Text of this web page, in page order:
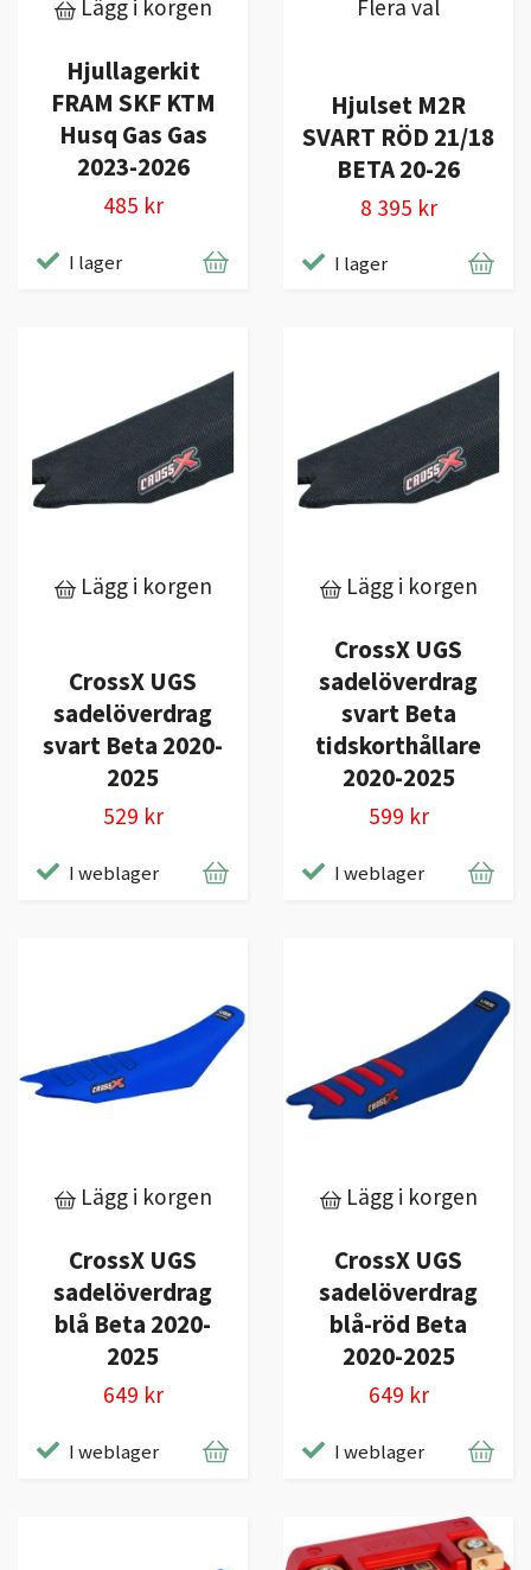
Lägg i korgen
Hjullagerkit
FRAM SKF KTM
Husq Gas Gas
2023-2026
485 kr
I lager
Flera val
Hjulset M2R
SVART RÖD 21/18
BETA 20-26
8 395 kr
I lager
Lägg i korgen
CrossX UGS
sadelöverdrag
svart Beta 2020-
2025
529 kr
I weblager
Lägg i korgen
CrossX UGS
sadelöverdrag
svart Beta
tidskorthållare
2020-2025
599 kr
I weblager
Lägg i korgen
CrossX UGS
sadelöverdrag
blå Beta 2020-
2025
649 kr
I weblager
Lägg i korgen
CrossX UGS
sadelöverdrag
blå-röd Beta
2020-2025
649 kr
I weblager